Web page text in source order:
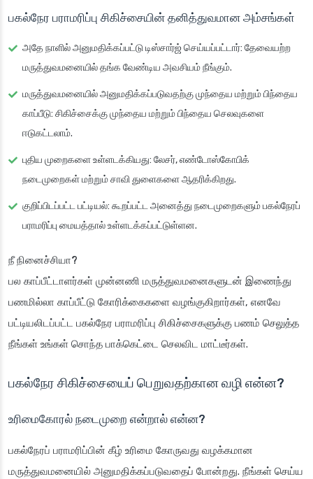
பகல்நேர பராமரிப்பு சிகிச்சையின் தனித்துவமான அம்சங்கள்
அதே நாளில் அனுமதிக்கப்பட்டு டிஸ்சார்ஜ் செய்யப்பட்டார்: தேவையற்ற
மருத்துவமனையில் தங்க வேண்டிய அவசியம் நீங்கும்.
மருத்துவமனையில் அனுமதிக்கப்படுவதற்கு முந்தைய மற்றும் பிந்தைய
காப்பீடு: சிகிச்சைக்கு முந்தைய மற்றும் பிந்தைய செலவுகளை
ஈடுகட்டலாம்.
புதிய முறைகளை உள்ளடக்கியது: லேசர், எண்டோஸ்கோபிக்
நடைமுறைகள் மற்றும் சாவி துளைகளை ஆதரிக்கிறது.
குறிப்பிடப்பட்ட பட்டியல்: கூறப்பட்ட அனைத்து நடைமுறைகளும் பகல்நேரப்
பராமரிப்பு மையத்தால் உள்ளடக்கப்பட்டுள்ளன.
நீ நினைச்சியா?
பல காப்பீட்டாளர்கள் முன்னணி மருத்துவமனைகளுடன் இணைந்து
பணமில்லா காப்பீட்டு கோரிக்கைகளை வழங்குகிறார்கள், எனவே
பட்டியலிடப்பட்ட பகல்நேர பராமரிப்பு சிகிச்சைகளுக்கு பணம் செலுத்த
நீங்கள் உங்கள் சொந்த பாக்கெட்டை செலவிட மாட்டீர்கள்.
பகல்நேர சிகிச்சையைப் பெறுவதற்கான வழி என்ன?
உரிமைகோரல் நடைமுறை என்றால் என்ன?
பகல்நேரப் பராமரிப்பின் கீழ் உரிமை கோருவது வழக்கமான
மருத்துவமனையில் அனுமதிக்கப்படுவதைப் போன்றது. நீங்கள் செய்ய